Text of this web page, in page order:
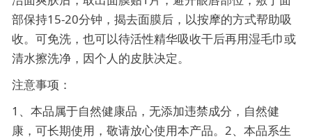
部保持15-20分钟，揭去面膜后，以按摩的方式帮助吸
收。可免洗，也可以待活性精华吸收干后再用湿毛巾或
清水擦洗净，因个人的皮肤决定。
注意事项：
1、本品属于自然健康品，无添加违禁成分，自然健
康，可长期使用，敬请放心使用本产品。2、本品系生